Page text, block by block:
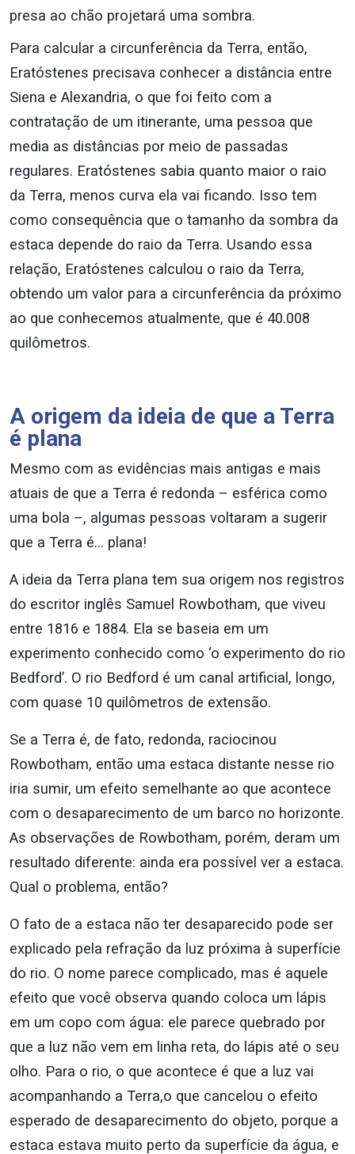
presa ao chão projetará uma sombra.
Para calcular a circunferência da Terra, então,
Eratóstenes precisava conhecer a distância entre
Siena e Alexandria, o que foi feito com a
contratação de um itinerante, uma pessoa que
media as distâncias por meio de passadas
regulares. Eratóstenes sabia quanto maior o raio
da Terra, menos curva ela vai ficando. Isso tem
como consequência que o tamanho da sombra da
estaca depende do raio da Terra. Usando essa
relação, Eratóstenes calculou o raio da Terra,
obtendo um valor para a circunferência da próximo
ao que conhecemos atualmente, que é 40.008
quilômetros.
A origem da ideia de que a Terra
é plana
Mesmo com as evidências mais antigas e mais
atuais de que a Terra é redonda – esférica como
uma bola –, algumas pessoas voltaram a sugerir
que a Terra é… plana!
A ideia da Terra plana tem sua origem nos registros
do escritor inglês Samuel Rowbotham, que viveu
entre 1816 e 1884. Ela se baseia em um
experimento conhecido como ‘o experimento do rio
Bedford’. O rio Bedford é um canal artificial, longo,
com quase 10 quilômetros de extensão.
Se a Terra é, de fato, redonda, raciocinou
Rowbotham, então uma estaca distante nesse rio
iria sumir, um efeito semelhante ao que acontece
com o desaparecimento de um barco no horizonte.
As observações de Rowbotham, porém, deram um
resultado diferente: ainda era possível ver a estaca.
Qual o problema, então?
O fato de a estaca não ter desaparecido pode ser
explicado pela refração da luz próxima à superfície
do rio. O nome parece complicado, mas é aquele
efeito que você observa quando coloca um lápis
em um copo com água: ele parece quebrado por
que a luz não vem em linha reta, do lápis até o seu
olho. Para o rio, o que acontece é que a luz vai
acompanhando a Terra,o que cancelou o efeito
esperado de desaparecimento do objeto, porque a
estaca estava muito perto da superfície da água, e